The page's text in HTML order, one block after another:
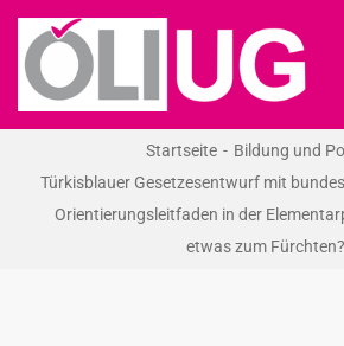
Zum
Inhalt
springen
Startseite
Bildung und
Türkisblauer Gesetzesentwurf mit
Orientierungsleitfaden in der
etwas zum Fürchten?